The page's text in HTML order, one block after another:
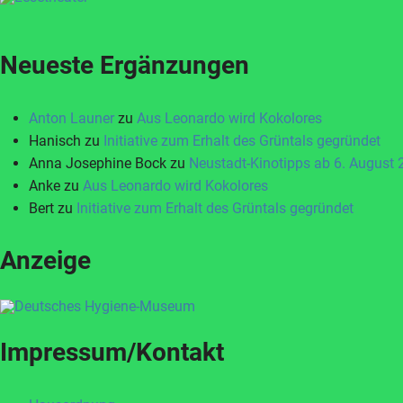
Neueste Ergänzungen
Anton Launer zu Aus Leonardo wird Kokolores
Hanisch zu Initiative zum Erhalt des Grüntals gegründet
Anna Josephine Bock zu Neustadt-Kinotipps ab 6. August
Anke zu Aus Leonardo wird Kokolores
Bert zu Initiative zum Erhalt des Grüntals gegründet
Anzeige
Impressum/Kontakt